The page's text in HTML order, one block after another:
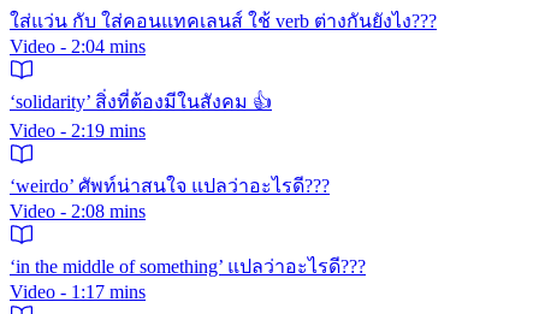
ใส่แว่น กับ ใส่คอนแทคเลนส์ ใช้ verb ต่างกันยังไง???
Video - 2:04 mins
‘solidarity’ สิ่งที่ต้องมีในสังคม 👍
Video - 2:19 mins
‘weirdo’ ศัพท์น่าสนใจ แปลว่าอะไรดี???
Video - 2:08 mins
‘in the middle of something’ แปลว่าอะไรดี???
Video - 1:17 mins